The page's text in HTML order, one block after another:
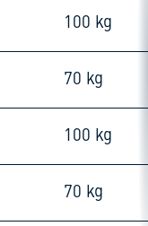
100 kg
70 kg
100 kg
70 kg